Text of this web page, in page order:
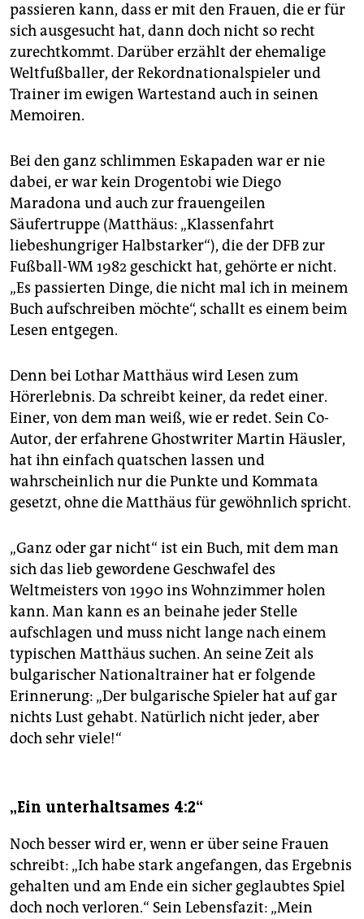
passieren kann, dass er mit den Frauen, die er für
sich ausgesucht hat, dann doch nicht so recht
zurechtkommt. Darüber erzählt der ehemalige
Weltfußballer, der Rekordnationalspieler und
Trainer im ewigen Wartestand auch in seinen
Memoiren.
Bei den ganz schlimmen Eskapaden war er nie
dabei, er war kein Drogentobi wie Diego
Maradona und auch zur frauengeilen
Säufertruppe (Matthäus: „Klassenfahrt
liebeshungriger Halbstarker“), die der DFB zur
Fußball-WM 1982 geschickt hat, gehörte er nicht.
„Es passierten Dinge, die nicht mal ich in meinem
Buch aufschreiben möchte“, schallt es einem beim
Lesen entgegen.
Denn bei Lothar Matthäus wird Lesen zum
Hörerlebnis. Da schreibt keiner, da redet einer.
Einer, von dem man weiß, wie er redet. Sein Co-
Autor, der erfahrene Ghostwriter Martin Häusler,
hat ihn einfach quatschen lassen und
wahrscheinlich nur die Punkte und Kommata
gesetzt, ohne die Matthäus für gewöhnlich spricht.
„Ganz oder gar nicht“ ist ein Buch, mit dem man
sich das lieb gewordene Geschwafel des
Weltmeisters von 1990 ins Wohnzimmer holen
kann. Man kann es an beinahe jeder Stelle
aufschlagen und muss nicht lange nach einem
typischen Matthäus suchen. An seine Zeit als
bulgarischer Nationaltrainer hat er folgende
Erinnerung: „Der bulgarische Spieler hat auf gar
nichts Lust gehabt. Natürlich nicht jeder, aber
doch sehr viele!“
„Ein unterhaltsames 4:2“
Noch besser wird er, wenn er über seine Frauen
schreibt: „Ich habe stark angefangen, das Ergebnis
gehalten und am Ende ein sicher geglaubtes Spiel
doch noch verloren.“ Sein Lebensfazit: „Mein